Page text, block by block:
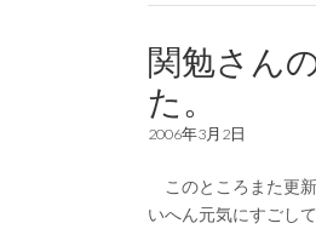
関勉さん
た。
2006年3月2日
このところまた更
いへん元気にすごし